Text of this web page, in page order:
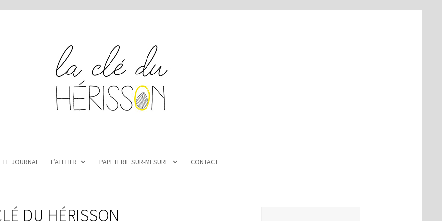
LE JOURNAL L’ATELIER PAPETERIE SUR-MESURE CONTACT
DU HÉRISSON